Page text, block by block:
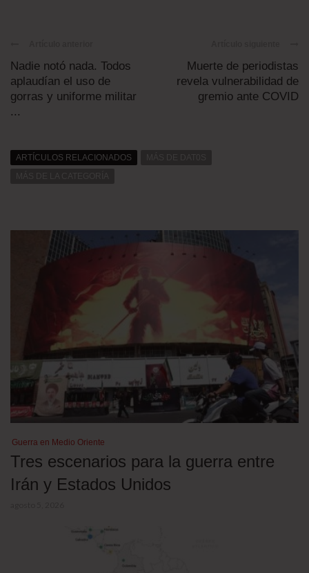
Nadie notó nada. Todos
aplaudían el uso de
gorras y uniforme militar
...
Muerte de periodistas
revela vulnerabilidad de
gremio ante COVID
ARTÍCULOS RELACIONADOS
Guerra en Medio Oriente
Tres escenarios para la guerra entre
Irán y Estados Unidos